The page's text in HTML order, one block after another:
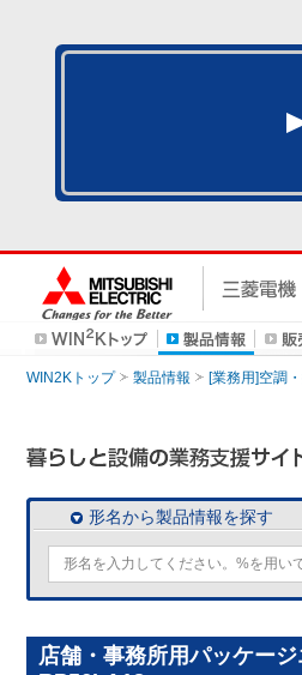
WIN2Kトップ 製品情報 [業務用]空調
形名から製品情報を探す
店舗・事務所用パッケー